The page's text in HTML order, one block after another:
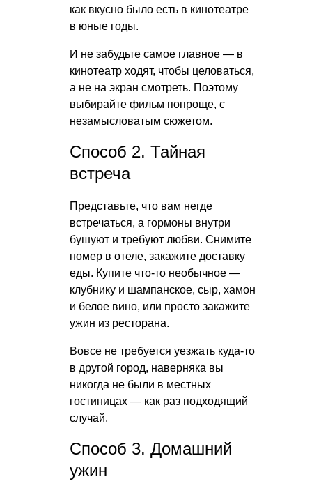
как вкусно было есть в кинотеатре
в юные годы.
И не забудьте самое главное — в
кинотеатр ходят, чтобы целоваться,
а не на экран смотреть. Поэтому
выбирайте фильм попроще, с
незамысловатым сюжетом.
Способ 2. Тайная
встреча
Представьте, что вам негде
встречаться, а гормоны внутри
бушуют и требуют любви. Снимите
номер в отеле, закажите доставку
еды. Купите что-то необычное —
клубнику и шампанское, сыр, хамон
и белое вино, или просто закажите
ужин из ресторана.
Вовсе не требуется уезжать куда-то
в другой город, наверняка вы
никогда не были в местных
гостиницах — как раз подходящий
случай.
Способ 3. Домашний
ужин